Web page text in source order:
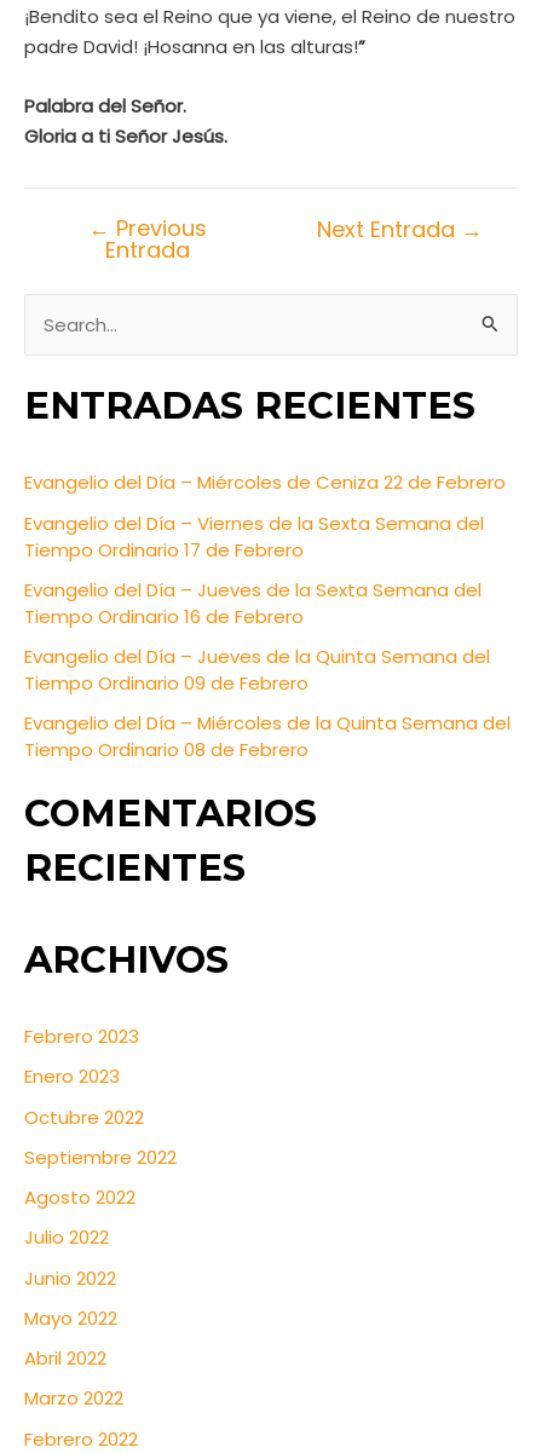
¡Bendito sea el Reino que ya viene, el Reino de nuestro
padre David! ¡Hosanna en las alturas!”
Palabra del Señor.
Gloria a ti Señor Jesús.
← Previous
Entrada
Next Entrada →
a
c
f
o
r
:
ENTRADAS RECIENTES
Evangelio del Día – Miércoles de Ceniza 22 de Febrero
Evangelio del Día – Viernes de la Sexta Semana del
Tiempo Ordinario 17 de Febrero
Evangelio del Día – Jueves de la Sexta Semana del
Tiempo Ordinario 16 de Febrero
Evangelio del Día – Jueves de la Quinta Semana del
Tiempo Ordinario 09 de Febrero
Evangelio del Día – Miércoles de la Quinta Semana del
Tiempo Ordinario 08 de Febrero
COMENTARIOS
RECIENTES
ARCHIVOS
Febrero 2023
Enero 2023
Octubre 2022
Septiembre 2022
Agosto 2022
Julio 2022
Junio 2022
Mayo 2022
Abril 2022
Marzo 2022
Febrero 2022